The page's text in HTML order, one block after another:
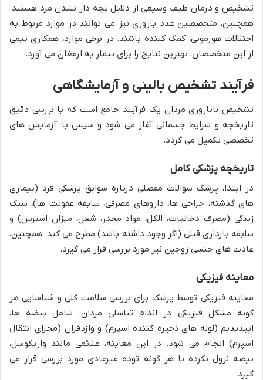
تشخیص و درمان طیف وسیعی از دلایل بچه دار نشدن مرد هستند.
همچنین، متخصصین غدد باروری نیز می توانند در موارد مربوط به
اختلالات هورمونی، کمک کننده باشند. در برخی موارد، همکاری تیمی
از این متخصصان، بهترین نتایج را برای بیمار به ارمغان می آورد.
فرآیند تشخیص بالینی و آزمایشگاهی
تشخیص ناباروری مردان یک فرآیند جامع است که با بررسی دقیق
تاریخچه و شرایط جسمانی آغاز می شود و سپس با آزمایش های
تخصصی تکمیل می گردد.
تاریخچه پزشکی کامل
در ابتدا، پزشک سوالات مفصلی درباره سوابق پزشکی فرد (بیماری
های گذشته، جراحی ها، داروهای مصرفی، سابقه عفونت ها)، سبک
زندگی (مصرف دخانیات، الکل، مواد مخدر، شغل، میزان استرس) و
سابقه بارداری قبلی (اگر وجود داشته باشد) مطرح می کند. همچنین،
عادت های جنسی زوجین نیز مورد بررسی قرار می گیرد.
معاینه فیزیکی
معاینه فیزیکی توسط پزشک برای بررسی سلامت کلی و شناسایی هر
گونه مشکل فیزیکی در اندام تناسلی مردان، شامل بیضه ها،
اپیدیدیم (لوله های ذخیره کننده اسپرم) و وازدفران (مجرای انتقال
اسپرم) انجام می شود. در این معاینه، علائمی مانند واریکوسل،
بیضه نزول نکرده یا هر گونه توده غیرعادی مورد بررسی قرار می
گیرد.